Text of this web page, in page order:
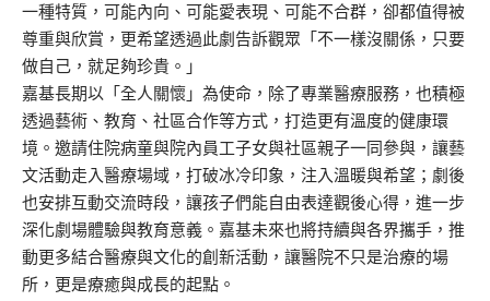
一種特質，可能內向、可能愛表現、可能不合群，卻都值得被
尊重與欣賞，更希望透過此劇告訴觀眾「不一樣沒關係，只要
做自己，就足夠珍貴。」
嘉基長期以「全人關懷」為使命，除了專業醫療服務，也積極
透過藝術、教育、社區合作等方式，打造更有溫度的健康環
境。邀請住院病童與院內員工子女與社區親子一同參與，讓藝
文活動走入醫療場域，打破冰冷印象，注入溫暖與希望；劇後
也安排互動交流時段，讓孩子們能自由表達觀後心得，進一步
深化劇場體驗與教育意義。嘉基未來也將持續與各界攜手，推
動更多結合醫療與文化的創新活動，讓醫院不只是治療的場
所，更是療癒與成長的起點。